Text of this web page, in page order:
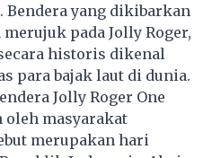
Bendera yang dikibarkan
pada Jolly Roger,
historis dikenal
para bajak laut di dunia.
Jolly Roger One
oleh masyarakat
merupakan hari